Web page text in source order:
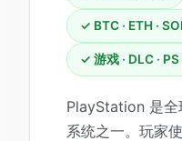
✓ BTC · ETH ·
✓ 游戏 · DLC ·
PlayStation 是全
系统之一。玩家